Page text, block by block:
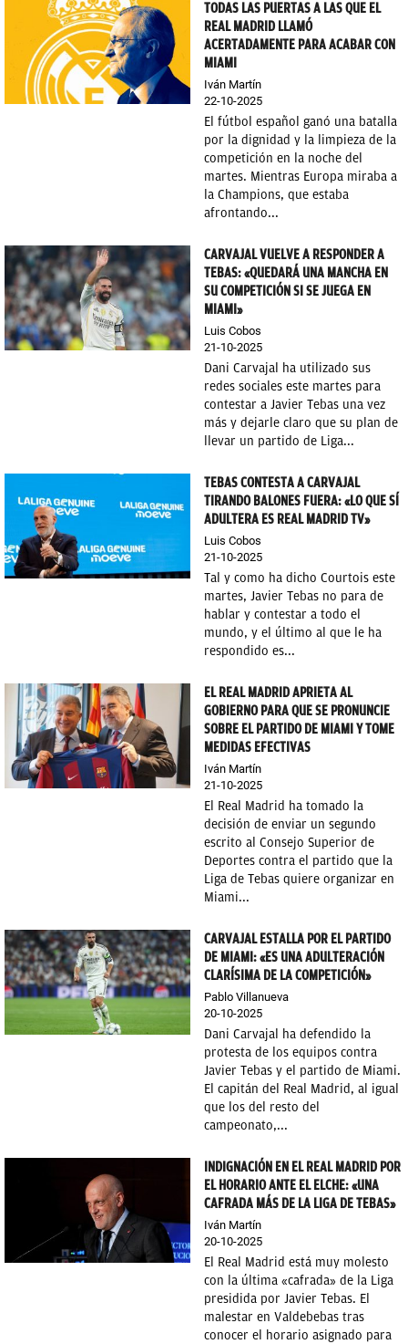
TODAS LAS PUERTAS A LAS QUE EL
REAL MADRID LLAMÓ
ACERTADAMENTE PARA ACABAR CON
MIAMI
Iván Martín
22-10-2025
El fútbol español ganó una batalla
por la dignidad y la limpieza de la
competición en la noche del
martes. Mientras Europa miraba a
la Champions, que estaba
afrontando...
CARVAJAL VUELVE A RESPONDER A
TEBAS: «QUEDARÁ UNA MANCHA EN
SU COMPETICIÓN SI SE JUEGA EN
MIAMI»
Luis Cobos
21-10-2025
Dani Carvajal ha utilizado sus
redes sociales este martes para
contestar a Javier Tebas una vez
más y dejarle claro que su plan de
llevar un partido de Liga...
TEBAS CONTESTA A CARVAJAL
TIRANDO BALONES FUERA: «LO QUE SÍ
ADULTERA ES REAL MADRID TV»
Luis Cobos
21-10-2025
Tal y como ha dicho Courtois este
martes, Javier Tebas no para de
hablar y contestar a todo el
mundo, y el último al que le ha
respondido es...
EL REAL MADRID APRIETA AL
GOBIERNO PARA QUE SE PRONUNCIE
SOBRE EL PARTIDO DE MIAMI Y TOME
MEDIDAS EFECTIVAS
Iván Martín
21-10-2025
El Real Madrid ha tomado la
decisión de enviar un segundo
escrito al Consejo Superior de
Deportes contra el partido que la
Liga de Tebas quiere organizar en
Miami...
CARVAJAL ESTALLA POR EL PARTIDO
DE MIAMI: «ES UNA ADULTERACIÓN
CLARÍSIMA DE LA COMPETICIÓN»
Pablo Villanueva
20-10-2025
Dani Carvajal ha defendido la
protesta de los equipos contra
Javier Tebas y el partido de Miami.
El capitán del Real Madrid, al igual
que los del resto del
campeonato,...
INDIGNACIÓN EN EL REAL MADRID POR
EL HORARIO ANTE EL ELCHE: «UNA
CAFRADA MÁS DE LA LIGA DE TEBAS»
Iván Martín
20-10-2025
El Real Madrid está muy molesto
con la última «cafrada» de la Liga
presidida por Javier Tebas. El
malestar en Valdebebas tras
conocer el horario asignado para